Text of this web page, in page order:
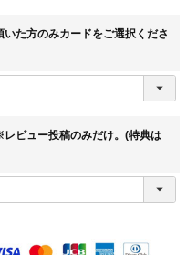
た方のみカードをご選択くださ
ビュー投稿のみだけ。(特典は